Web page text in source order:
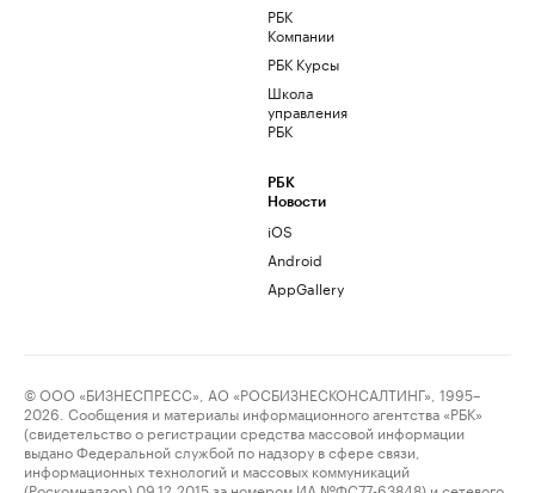
РБК
Компании
РБК Курсы
Школа
управления
РБК
РБК
Новости
iOS
Android
AppGallery
© ООО «БИЗНЕСПРЕСС», АО «РОСБИЗНЕСКОНСАЛТИНГ», 1995–
2026. Сообщения и материалы информационного агентства «РБК»
(свидетельство о регистрации средства массовой информации
выдано Федеральной службой по надзору в сфере связи,
информационных технологий и массовых коммуникаций